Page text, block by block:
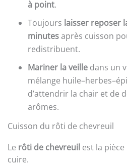
à point.
Toujours laisser reposer
minutesaprès cuisson
redistribuent.
Mariner la veille dans un
mélange
d’attendrir la chair et de
arômes.
Cuisson du rôti de chevreuil
Le rôti de chevreuil est la
cuire.